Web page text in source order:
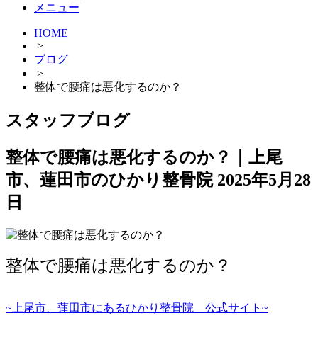
メニュー
HOME
>
ブログ
>
整体で腰痛は悪化するのか？
スタッフブログ
整体で腰痛は悪化するのか？｜上尾
市、蓮田市のひかり整骨院 2025年5月28
日
整体で腰痛は悪化するのか？
~ 上尾市、蓮田市にあるひかり整骨院 公式サイト~